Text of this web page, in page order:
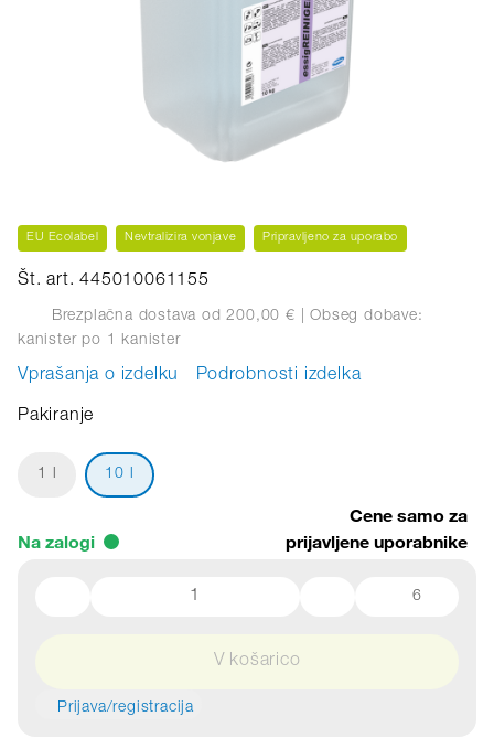
EU Ecolabel Nevtralizira vonjave Pripravljeno za uporabo
Št. art. 445010061155
Brezplačna dostava od 200,00 € | Obseg dobave:
kanisterpo 1 kanister
Vprašanja o izdelku Podrobnosti izdelka
Pakiranje
1 l 10 l
Na zalogi
Cene samo za
prijavljene uporabnike
6
V košarico
Prijava/registracija